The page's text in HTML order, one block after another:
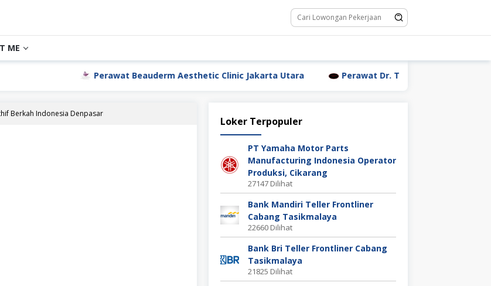
ME
Perawat Beauderm Aesthetic Clinic Jakarta Utara Perawat Dr. Triyanti Sundari Jakarta Utara
Berkah Indonesia Denpasar
Loker Terpopuler
PT Yamaha Motor Parts
Manufacturing Indonesia Operator
Produksi, Cikarang
27147 Dilihat
Bank Mandiri Teller Frontliner
Cabang Tasikmalaya
22660 Dilihat
Bank Bri Teller Frontliner Cabang
Tasikmalaya
21825 Dilihat